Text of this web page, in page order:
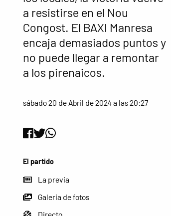
a resistirse en el Nou
Congost. El BAXI Manresa
encaja demasiados puntos y
no puede llegar a remontar
a los pirenaicos.
sábado 20 de Abril de 2024 a las 20:27
El partido
La previa
Galeria de fotos